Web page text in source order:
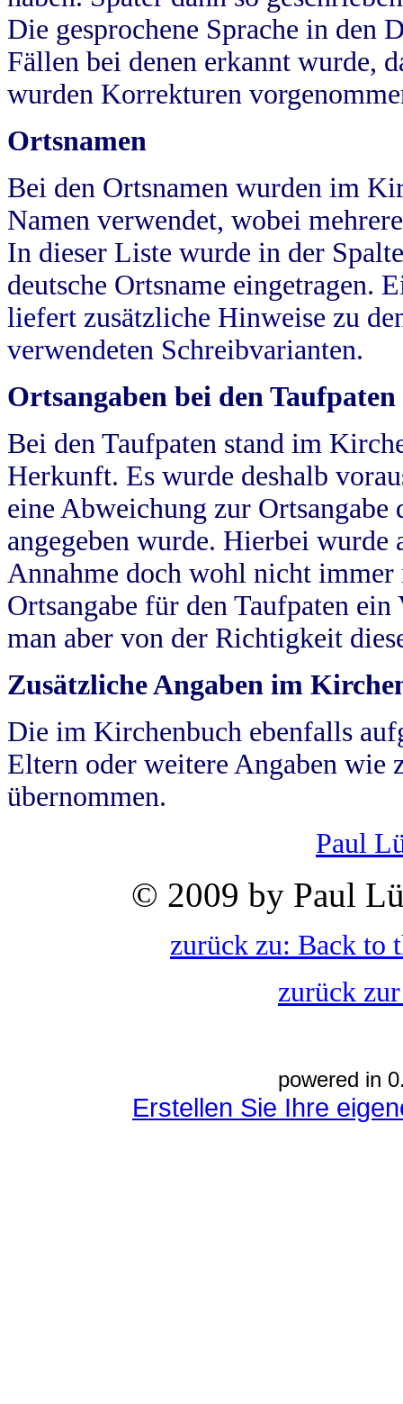
Die gesprochene Sprache in
Fällen bei denen erkannt wurde,
wurden Korrekturen
Ortsnamen
Bei den Ortsnamen wurden im
Namen verwendet, wobei
In dieser Liste wurde in der
deutsche Ortsname eingetragen.
liefert zusätzliche Hinweise zu
verwendeten Schreibvarianten.
Ortsangaben bei den Taufpaten
Bei den Taufpaten stand im
Herkunft. Es wurde deshalb
eine Abweichung zur
angegeben wurde. Hierbei wurde
Annahme doch wohl nicht
Ortsangabe für den Taufpaten
man aber von der Richtigkeit
Zusätzliche Angaben im
Die im Kirchenbuch ebenfalls
Eltern oder weitere Angaben wie
übernommen.
Paul
© 2009 by Paul
zurück zu: Back to
zurück
powered in
Erstellen Sie Ihre